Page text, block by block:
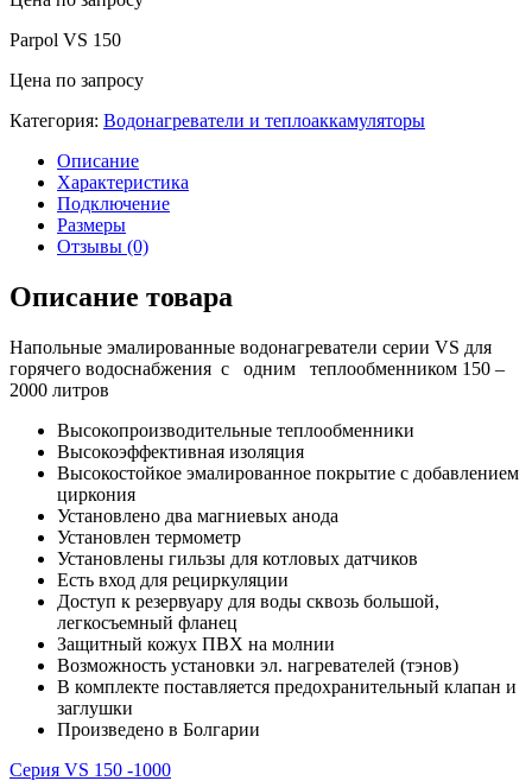
Parpol VS 150
Цена по запросу
Категория: Водонагреватели и теплоаккамуляторы
Описание
Характеристика
Подключение
Размеры
Отзывы (0)
Описание товара
Напольные эмалированные водонагреватели серии VS для
горячего водоснабжения c одним теплообменником 150 –
2000 литров
Высокопроизводительные теплообменники
Высокоэффективная изоляция
Высокостойкое эмалированное покрытие с добавлением
циркония
Установлено два магниевых анода
Установлен термометр
Установлены гильзы для котловых датчиков
Есть вход для рециркуляции
Доступ к резервуару для воды сквозь большой,
легкосъемный фланец
Защитный кожух ПВХ на молнии
Возможность установки эл. нагревателей (тэнов)
В комплекте поставляется предохранительный клапан и
заглушки
Произведено в Болгарии
Серия VS 150 -1000